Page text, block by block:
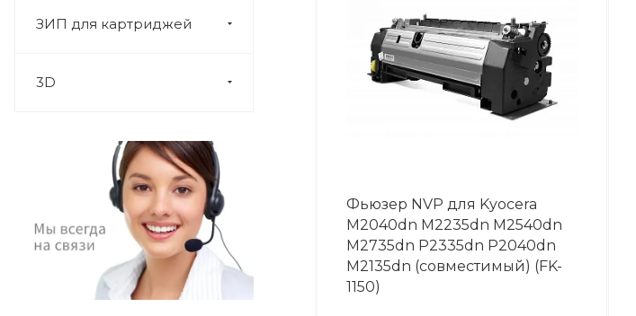
ЗИП для картриджей
3D
Фьюзер NVP для Kyocera
M2040dn M2235dn M2540dn
M2735dn P2335dn P2040dn
M2135dn (совместимый) (FK-
1150)